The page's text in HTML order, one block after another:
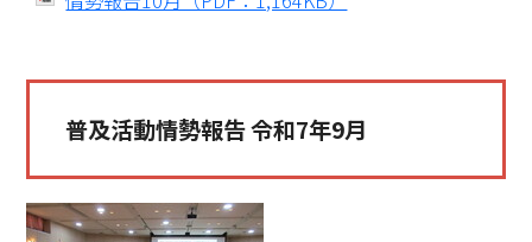
普及活動情勢報告 令和7年9月